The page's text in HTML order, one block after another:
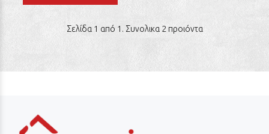
Σελίδα 1 από 1. Συνολικα 2 προιόντα